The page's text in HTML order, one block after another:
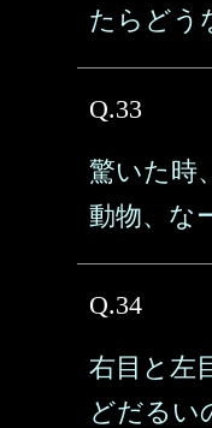
たらどう
Q.33
驚いた時
動物、な
Q.34
右目と左
どだるい